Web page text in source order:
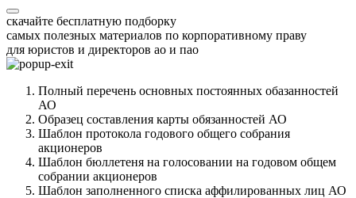
скачайте бесплатную подборку
самых полезных материалов по корпоративному праву
для юристов и директоров ао и пао
Полный перечень основных постоянных обазанностей
АО
Образец составления карты обязанностей АО
Шаблон протокола годового общего собрания
акционеров
Шаблон бюллетеня на голосовании на годовом общем
собрании акционеров
Шаблон заполненного списка аффилированных лиц АО